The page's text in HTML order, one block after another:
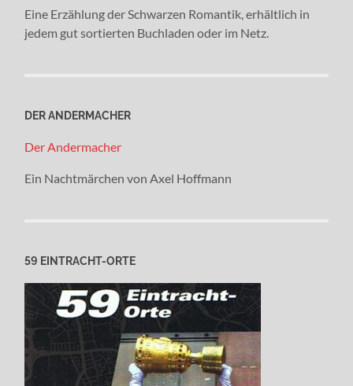
Eine Erzählung der Schwarzen Romantik, erhältlich in
jedem gut sortierten Buchladen oder im Netz.
DER ANDERMACHER
Der Andermacher
Ein Nachtmärchen von Axel Hoffmann
59 EINTRACHT-ORTE